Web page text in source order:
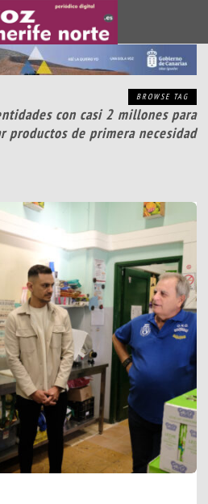
BROWSE TAG
con casi 2 millones para
productos de primera necesidad